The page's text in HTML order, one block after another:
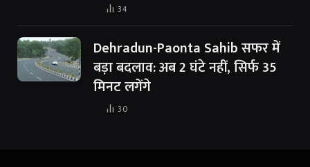
34
Dehradun-Paonta Sahib सफर में
बड़ा बदलाव: अब 2 घंटे नहीं, सिर्फ 35
मिनट लगेंगे
30